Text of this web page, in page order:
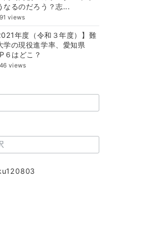
なるのだろう？志...
views
年度（令和３年度）】難
学の現役進学率、愛知県
６はどこ？
views